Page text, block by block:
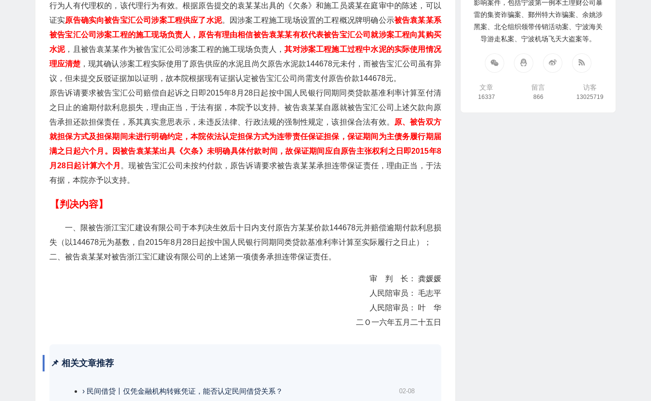
行为人有代理权的，该代理行为有效。根据原告提交的袁某某出具的《欠条》和施工员裘某在庭审中的陈述，可以
证实原告确实向被告宝汇公司涉案工程供应了水泥。因涉案工程施工现场设置的工程概况牌明确公示被告袁某某系
被告宝汇公司涉案工程的施工现场负责人，原告有理由相信被告袁某某有权代表被告宝汇公司就涉案工程向其购买
水泥，且被告袁某某作为被告宝汇公司涉案工程的施工现场负责人，其对涉案工程施工过程中水泥的实际使用情况
理应清楚，现其确认涉案工程实际使用了原告供应的水泥且尚欠原告水泥款144678元未付，而被告宝汇公司虽有异
议，但未提交反驳证据加以证明，故本院根据现有证据认定被告宝汇公司尚需支付原告价款144678元。
原告诉请要求被告宝汇公司赔偿自起诉之日即2015年8月28日起按中国人民银行同期同类贷款基准利率计算至付清
之日止的逾期付款利息损失，理由正当，于法有据，本院予以支持。被告袁某某自愿就被告宝汇公司上述欠款向原
告承担还款担保责任，系其真实意思表示，未违反法律、行政法规的强制性规定，该担保合法有效。
原、被告双方
就担保方式及担保期间未进行明确约定，本院依法认定担保方式为连带责任保证担保，保证期间为主债务履行期届
满之日起六个月。因被告袁某某出具《欠条》未明确具体付款时间，故保证期间应自原告主张权利之日即2015年8
月28日起计算六个月 。现被告宝汇公司未按约付款，原告诉请要求被告袁某某承担连带保证责任，理由正当，于法
有据，本院亦予以支持。
【判决内容】
一、限被告浙江宝汇建设有限公司于本判决生效后十日内支付原告方某某价款144678元并赔偿逾期付款利息损
失（以144678元为基数，自2015年8月28日起按中国人民银行同期同类贷款基准利率计算至实际履行之日止）；
二、被告袁某某对被告浙江宝汇建设有限公司的上述第一项债务承担连带保证责任。
审 判 长： 龚媛媛
人民陪审员： 毛志平
人民陪审员： 叶 华
二Ｏ一六年五月二十五日
📌 相关文章推荐
› 民间借贷丨仅凭金融机构转账凭证，能否认定民间借贷关系？ 02-08
影响案件，包括宁波第一例本土理财公司暴
雷的集资诈骗案、鄞州特大诈骗案、余姚涉
黑案、北仑组织领带传销活动案、宁波海关
导游走私案、宁波机场飞天大盗案等。
文章
16337
留言
866
访客
13025719